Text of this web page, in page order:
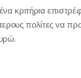
κριτήρια
πολίτες να